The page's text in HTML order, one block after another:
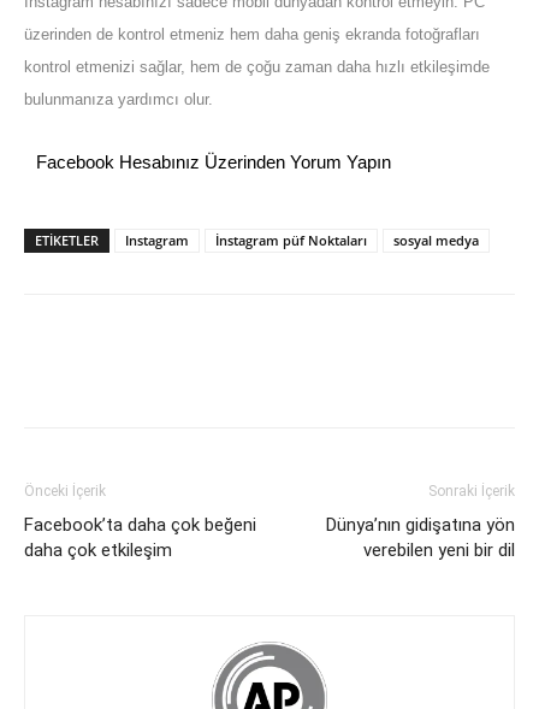
üzerinden de kontrol etmeniz hem daha geniş ekranda fotoğrafları
kontrol etmenizi sağlar, hem de çoğu zaman daha hızlı etkileşimde
bulunmanıza yardımcı olur.
Facebook Hesabınız Üzerinden Yorum Yapın
ETİKETLER Instagram İnstagram püf Noktaları sosyal medya
Önceki İçerik
Facebook’ta daha çok beğeni
daha çok etkileşim
Sonraki İçerik
Dünya’nın gidişatına yön
verebilen yeni bir dil